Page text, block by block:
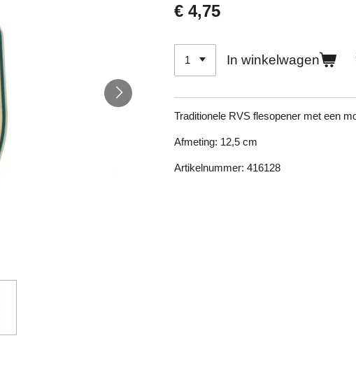
€ 4,75
In winkelwagen
Traditionele RVS flesopener met een
Afmeting: 12,5 cm
Artikelnummer: 416128